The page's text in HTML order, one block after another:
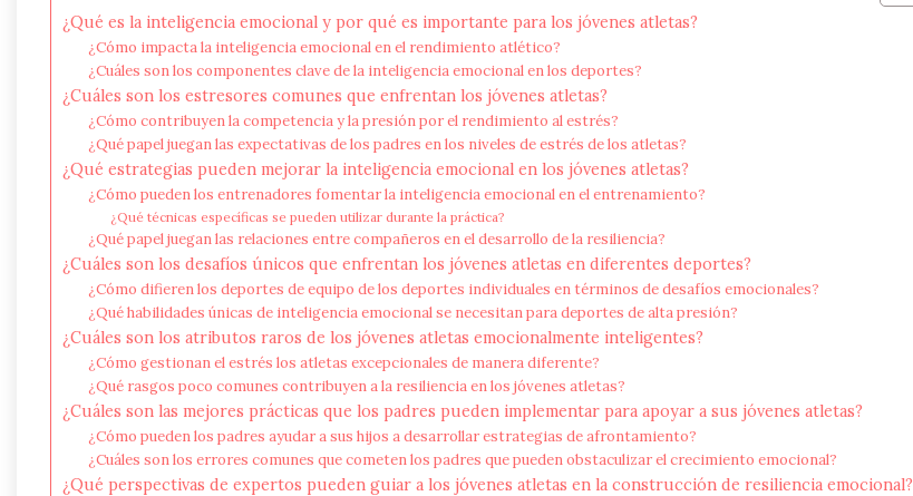
¿Qué es la inteligencia emocional y por qué es importante para los jóvenes atletas?
¿Cómo impacta la inteligencia emocional en el rendimiento atlético?
¿Cuáles son los componentes clave de la inteligencia emocional en los deportes?
¿Cuáles son los estresores comunes que enfrentan los jóvenes atletas?
¿Cómo contribuyen la competencia y la presión por el rendimiento al estrés?
¿Qué papel juegan las expectativas de los padres en los niveles de estrés de los atletas?
¿Qué estrategias pueden mejorar la inteligencia emocional en los jóvenes atletas?
¿Cómo pueden los entrenadores fomentar la inteligencia emocional en el entrenamiento?
¿Qué técnicas específicas se pueden utilizar durante la práctica?
¿Qué papel juegan las relaciones entre compañeros en el desarrollo de la resiliencia?
¿Cuáles son los desafíos únicos que enfrentan los jóvenes atletas en diferentes deportes?
¿Cómo difieren los deportes de equipo de los deportes individuales en términos de desafíos emocionales?
¿Qué habilidades únicas de inteligencia emocional se necesitan para deportes de alta presión?
¿Cuáles son los atributos raros de los jóvenes atletas emocionalmente inteligentes?
¿Cómo gestionan el estrés los atletas excepcionales de manera diferente?
¿Qué rasgos poco comunes contribuyen a la resiliencia en los jóvenes atletas?
¿Cuáles son las mejores prácticas que los padres pueden implementar para apoyar a sus jóvenes atletas?
¿Cómo pueden los padres ayudar a sus hijos a desarrollar estrategias de afrontamiento?
¿Cuáles son los errores comunes que cometen los padres que pueden obstaculizar el crecimiento emocional?
¿Qué perspectivas de expertos pueden guiar a los jóvenes atletas en la construcción de resiliencia emocional?